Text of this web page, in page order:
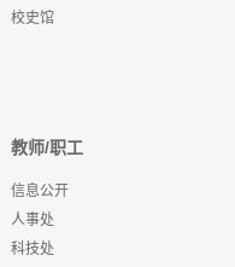
校史馆
教师/职工
信息公开
人事处
科技处